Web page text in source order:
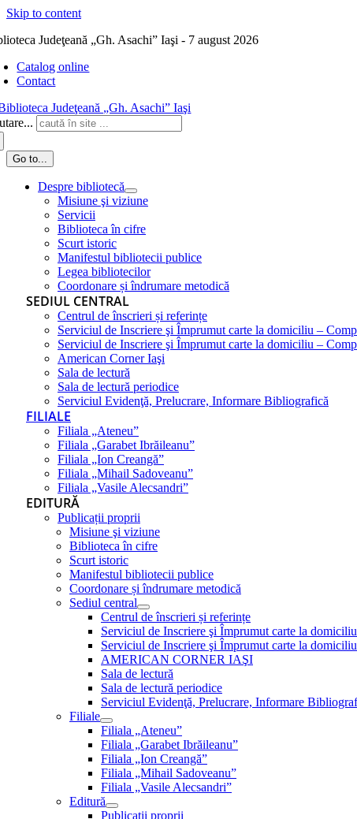
Skip to content
Judeţeană „Gh. Asachi” Iaşi - 7 august 2026
Catalog online
Contact
Go to...
Despre bibliotecă
Misiune şi viziune
Servicii
Biblioteca în cifre
Scurt istoric
Manifestul bibliotecii publice
Legea bibliotecilor
Coordonare și îndrumare metodică
SEDIUL CENTRAL
Centrul de înscrieri și referințe
Serviciul de Inscriere şi Împrumut carte la domiciliu –
Serviciul de Inscriere şi Împrumut carte la domiciliu –
American Corner Iaşi
Sala de lectură
Sala de lectură periodice
Serviciul Evidenţă, Prelucrare, Informare Bibliografică
FILIALE
Filiala „Ateneu”
Filiala „Garabet Ibrăileanu”
Filiala „Ion Creangă”
Filiala „Mihail Sadoveanu”
Filiala „Vasile Alecsandri”
EDITURĂ
Publicații proprii
Misiune şi viziune
Biblioteca în cifre
Scurt istoric
Manifestul bibliotecii publice
Coordonare și îndrumare metodică
Sediul central
Centrul de înscrieri și referințe
Serviciul de Inscriere şi Împrumut carte la
Serviciul de Inscriere şi Împrumut carte la
AMERICAN CORNER IAŞI
Sala de lectură
Sala de lectură periodice
Serviciul Evidenţă, Prelucrare, Informare
Filiale
Filiala „Ateneu”
Filiala „Garabet Ibrăileanu”
Filiala „Ion Creangă”
Filiala „Mihail Sadoveanu”
Filiala „Vasile Alecsandri”
Editură
Publicații proprii